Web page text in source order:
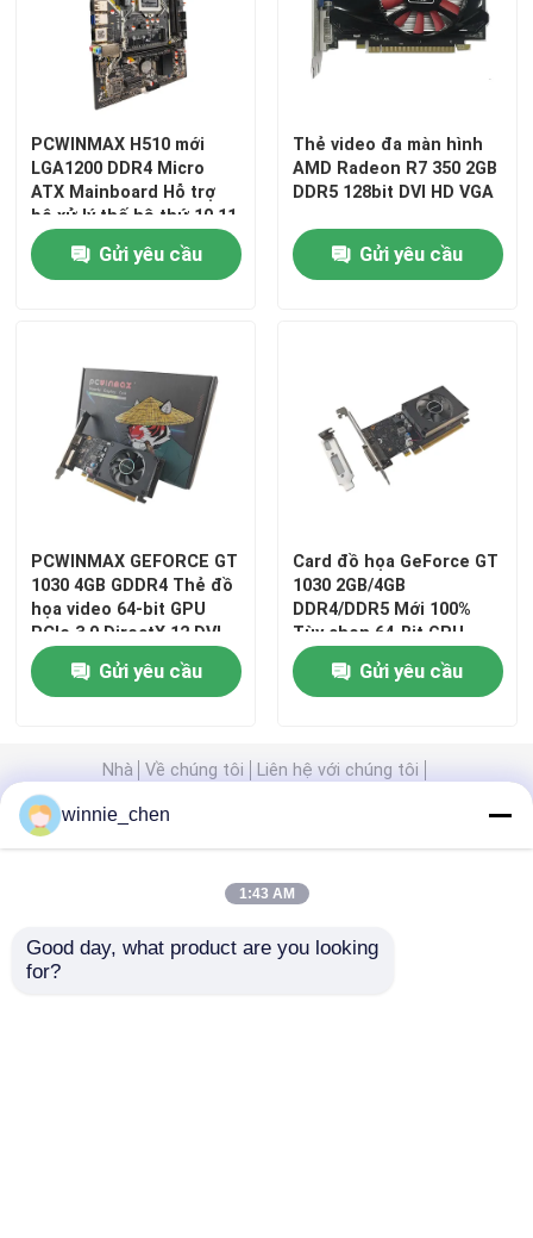
Các sản phẩm
Video
Về chúng tôi
Tham quan nhà máy
PCWINMAX H510 mới
LGA1200 DDR4 Micro
ATX Mainboard Hỗ trợ
bộ xử lý thế hệ thứ 10 11
OEM ODM Logo tùy
chỉnh bán buôn
Gửi yêu cầu
Thẻ video đa màn hình
AMD Radeon R7 350 2GB
DDR5 128bit DVI HD VGA
Gửi yêu cầu
PCWINMAX GEFORCE GT
1030 4GB GDDR4 Thẻ đồ
họa video 64-bit GPU
PCIe 3.0 DirectX 12 DVI
HD SFF GPU hồ sơ thấp
Gửi yêu cầu
Card đồ họa GeForce GT
1030 2GB/4GB
DDR4/DDR5 Mới 100%
Tùy chọn 64-Bit GPU
Video PCIe 3.0 DirectX
12 SFF Low Profile
Gửi yêu cầu
Nhà Về chúng tôi
Liên hệ với chúng tôi
trung quốc.Copyright © 2026 Shenzhen
winnie_chen
1:43 AM
Good day, what product are you looking
for?